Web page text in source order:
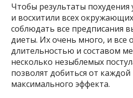
Чтобы результаты похудения
и восхитили всех
соблюдать все предписания
диеты. Их очень много, и все
длительностью и составом
несколько незыблемых
позволят добиться от каждой
максимального эффекта.